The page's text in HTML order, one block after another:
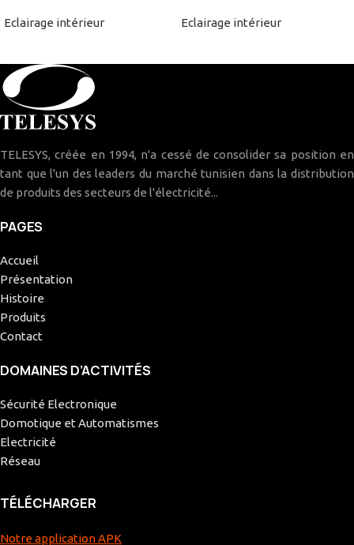
Eclairage intérieur Eclairage intérieur
TELESYS, créée en 1994, n'a cessé de consolider sa position en
tant que l'un des leaders du marché tunisien dans la distribution
de produits des secteurs de l'électricité...
PAGES
Accueil
Présentation
Histoire
Produits
Contact
DOMAINES D’ACTIVITÉS
Sécurité Electronique
Domotique et Automatismes
Electricité
Réseau
TÉLÉCHARGER
Notre application APK